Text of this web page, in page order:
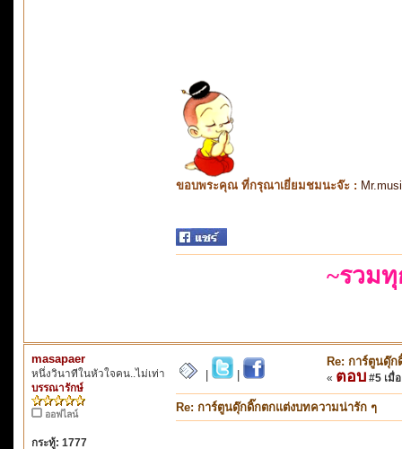
ขอบพระคุณ ที่กรุณาเยี่ยมชมนะจ๊ะ :
~รวม
masapaer
หนึ่งวินาทีในหัวใจคน..ไม่เท่า
บรรณารักษ์
ออฟไลน์
กระทู้: 1777
Re: การ์ตูนดุ๊
« ตอบ #5 เมื่
Re: การ์ตูนดุ๊กดิ๊กตกแต่งบทความน่ารัก ๆ